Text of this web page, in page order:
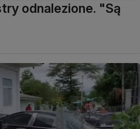
odnalezione. "Są